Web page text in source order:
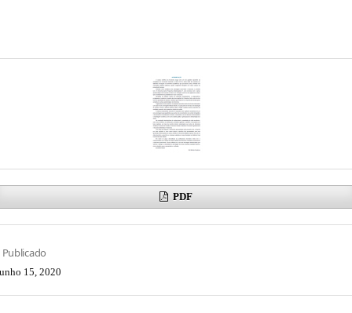
PDF
Publicado
15, 2020